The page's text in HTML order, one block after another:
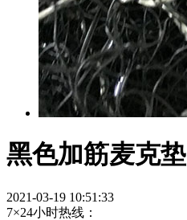
黑色加筋麦克垫
2021-03-19 10:51:33
7×24小时热线：